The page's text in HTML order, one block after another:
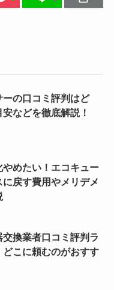
ーの口コミ評判はど
などを徹底解説！
やめたい！エコキュー
に戻す費用やメリデメ
交換業者口コミ評判ラ
どこに頼むのがおすす